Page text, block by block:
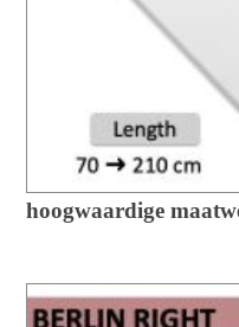
hoogwaardige